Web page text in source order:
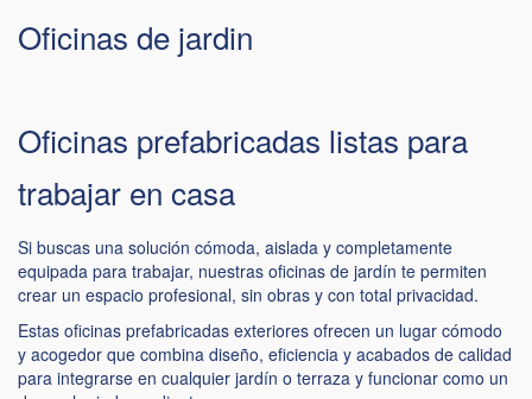
Oficinas de jardin
Oficinas prefabricadas listas para
trabajar en casa
Si buscas una solución cómoda, aislada y completamente
equipada para trabajar, nuestras oficinas de jardín te permiten
crear un espacio profesional, sin obras y con total privacidad.
Estas oficinas prefabricadas exteriores ofrecen un lugar cómodo
y acogedor que combina diseño, eficiencia y acabados de calidad
para integrarse en cualquier jardín o terraza y funcionar como un